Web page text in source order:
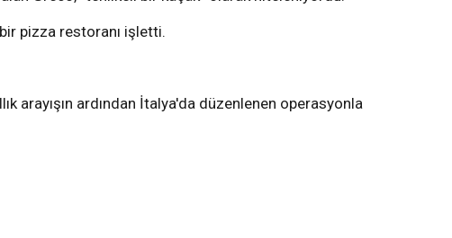
pizza restoranı işletti.
arayışın ardından İtalya'da düzenlenen operasyonla